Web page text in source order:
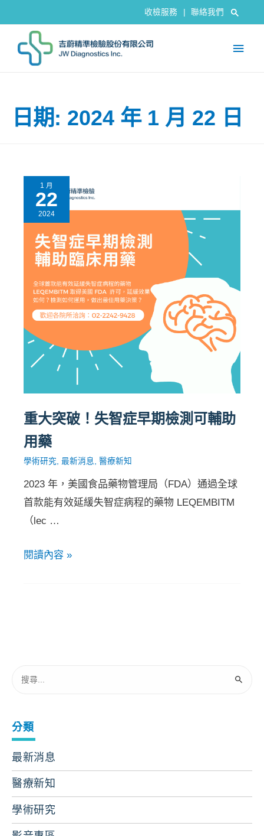
收檢服務 聯絡我們
分類
最新消息
醫療新知
學術研究
日期: 2024 年 1 月 22 日
1 月
22
2024
重大突破！失智症早期檢測可輔助
用藥
學術研究 最新消息 醫療新知
2023 年，美國食品藥物管理局（FDA）通過全球
首款能有效延緩失智症病程的藥物 LEQEMBITM
（lec …
閱讀內容 »